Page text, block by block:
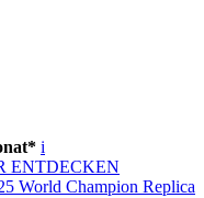
i
ENTDECKEN
World Champion Replica